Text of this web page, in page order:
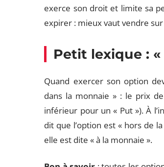
exerce son droit et limite sa
expirer : mieux vaut vendre
Petit lexique :
Quand exercer son option
dans la monnaie » : le prix
inférieur pour un « Put »). À
dit que l’option est « hors de
elle est dite « à la monnaie ».